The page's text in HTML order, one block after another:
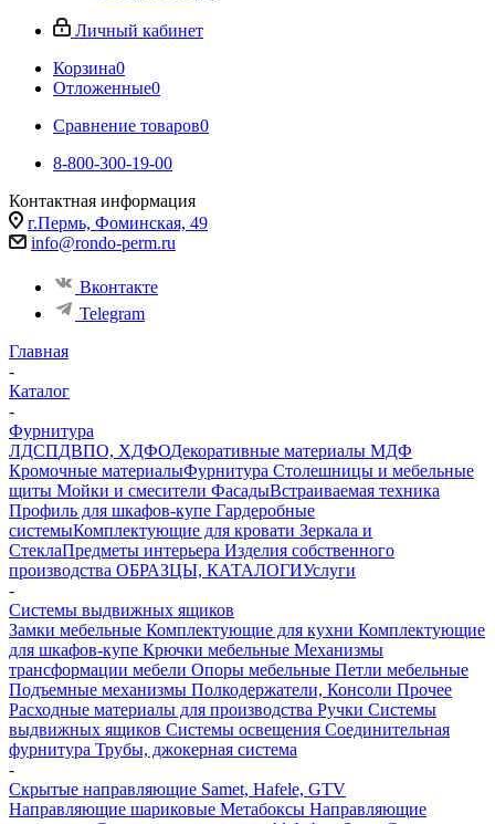
Личный кабинет
Корзина0
Отложенные0
Сравнение товаров0
8-800-300-19-00
Контактная информация
г.Пермь, Фоминская, 49
info@rondo-perm.ru
Вконтакте
Telegram
Главная
-
Каталог
-
Фурнитура
ЛДСПДВПО, ХДФОДекоративные материалы МДФ
Кромочные материалыФурнитура Столешницы и мебельные
щиты Мойки и смесители ФасадыВстраиваемая техника
Профиль для шкафов-купе Гардеробные
системыКомплектующие для кровати Зеркала и
СтеклаПредметы интерьера Изделия собственного
производства ОБРАЗЦЫ, КАТАЛОГИУслуги
-
Системы выдвижных ящиков
Замки мебельные Комплектующие для кухни Комплектующие
для шкафов-купе Крючки мебельные Механизмы
трансформации мебели Опоры мебельные Петли мебельные
Подъемные механизмы Полкодержатели, Консоли Прочее
Расходные материалы для производства Ручки Системы
выдвижных ящиков Системы освещения Соединительная
фурнитура Трубы, джокерная система
-
Скрытые направляющие Samet, Hafele, GTV
Направляющие шариковые Метабоксы Направляющие